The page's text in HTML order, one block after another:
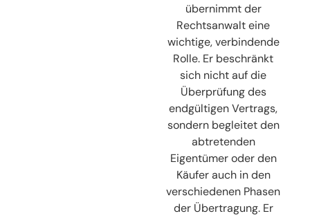
übernimmt der
Rechtsanwalt eine
wichtige, verbindende
Rolle. Er beschränkt
sich nicht auf die
Überprüfung des
endgültigen Vertrags,
sondern begleitet den
abtretenden
Eigentümer oder den
Käufer auch in den
verschiedenen Phasen
der Übertragung. Er